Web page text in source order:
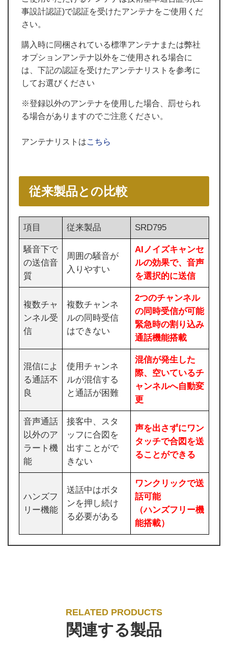
事設計認証)で認証を受けたアンテナをご使用くだ
さい。
購入時に同梱されている標準アンテナまたは弊社
オプションアンテナ以外をご使用される場合に
は、下記の認証を受けたアンテナリストを参考に
してお選びください
※登録以外のアンテナを使用した場合、罰せられ
る場合がありますのでご注意ください。
アンテナリストはこちら
従来製品との比較
項目 従来製品 SRD795
騒音下で
の送信音
質
周囲の騒音が
入りやすい
AIノイズキャンセ
ルの効果で、音声
を選択的に送信
複数チャ
ンネル受
信
複数チャンネ
ルの同時受信
はできない
2つのチャンネル
の同時受信が可能
緊急時の割り込み
通話機能搭載
混信によ
る通話不
良
使用チャンネ
ルが混信する
と通話が困難
混信が発生した
際、空いているチ
ャンネルへ自動変
更
音声通話
以外のア
ラート機
能
接客中、スタ
ッフに合図を
出すことがで
きない
声を出さずにワン
タッチで合図を送
ることができる
ハンズフ
リー機能
送話中はボタ
ンを押し続け
る必要がある
ワンクリックで送
話可能
（ハンズフリー機
能搭載）
RELATED PRODUCTS
関連する製品